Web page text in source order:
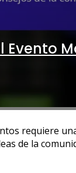
requiere
de la